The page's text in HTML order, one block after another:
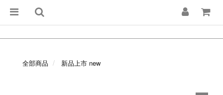
全部商品 新品上市 new